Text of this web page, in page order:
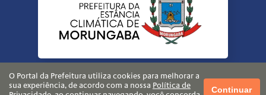
O Portal da Prefeitura utiliza cookies para melhorar a
sua experiência, de acordo com a nossa Política de
Continuar